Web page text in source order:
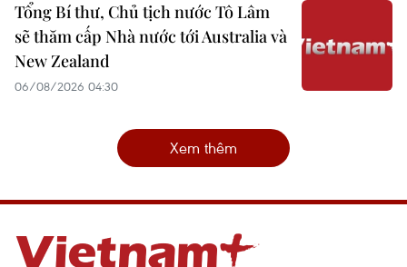
Tổng Bí thư, Chủ tịch nước Tô Lâm
sẽ thăm cấp Nhà nước tới Australia và
New Zealand
06/08/2026 04:30
Xem thêm